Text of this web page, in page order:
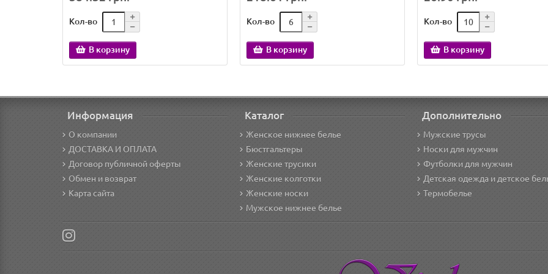
Кол-во
В корзину
Кол-во
В корзину
Кол-во
В корзину
Информация
О компании
ДОСТАВКА И ОПЛАТА
Договор публичной оферты
Обмен и возврат
Карта сайта
Каталог
Женское нижнее белье
Бюстгальтеры
Женские трусики
Женские колготки
Женские носки
Мужское нижнее белье
Дополнительно
Мужские трусы
Носки для мужчин
Футболки для мужчин
Детская одежда и детское
Термобелье